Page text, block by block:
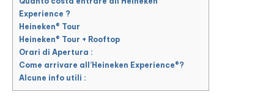
Experience ?
Heineken® Tour
Heineken® Tour + Rooftop
Orari di Apertura :
Come arrivare all’Heineken Experience®?
Alcune info utili :